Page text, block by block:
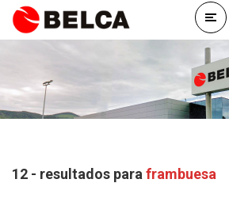
12 - resultados para frambuesa